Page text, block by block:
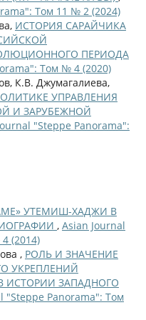
Том 11 № 2 (2024)
ИСТОРИЯ САРАЙЧИКА
ПЕРИОДА
Том № 4 (2020)
К.В. Джумагалиева,
УПРАВЛЕНИЯ
И ЗАРУБЕЖНОЙ
"Steppe Panorama":
УТЕМИШ-ХАДЖИ В
, Asian Journal
(2014)
, РОЛЬ И ЗНАЧЕНИЕ
УКРЕПЛЕНИЙ
ЗАПАДНОГО
"Steppe Panorama": Том